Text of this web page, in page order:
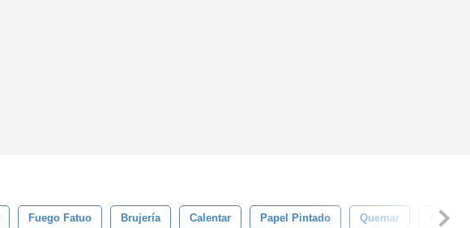
Fuego Fatuo Brujería Calentar Papel Pintado Quemar Asar